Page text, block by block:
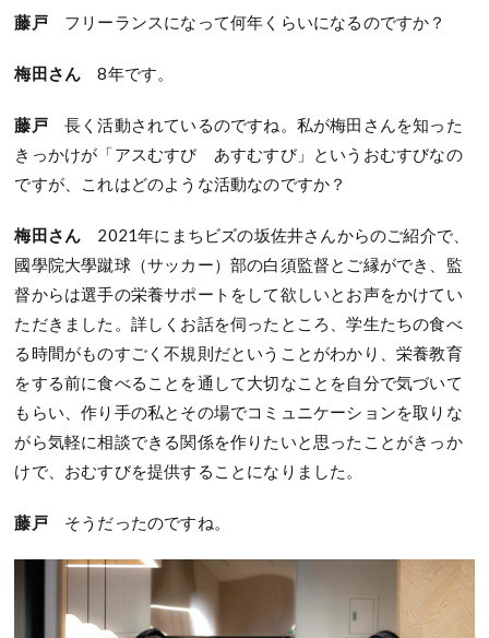
藤戸フリーランスになって何年くらいになるのですか？
梅田さん 8年です。
藤戸長く活動されているのですね。私が梅田さんを知った
きっかけが「アスむすび あすむすび」というおむすびなの
ですが、これはどのような活動なのですか？
梅田さん 2021年にまちビズの坂佐井さんからのご紹介で、
國學院大學蹴球（サッカー）部の白須監督とご縁ができ、監
督からは選手の栄養サポートをして欲しいとお声をかけてい
ただきました。詳しくお話を伺ったところ、学生たちの食べ
る時間がものすごく不規則だということがわかり、栄養教育
をする前に食べることを通して大切なことを自分で気づいて
もらい、作り手の私とその場でコミュニケーションを取りな
がら気軽に相談できる関係を作りたいと思ったことがきっか
けで、おむすびを提供することになりました。
藤戸そうだったのですね。